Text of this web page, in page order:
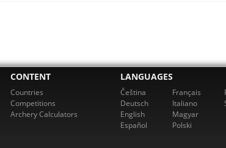
CONTENT
Countries
Competitions
Archery Calculators
LANGUAGES
Čeština
Deutsch
English
Español
Français
Italiano
Magyar
Polski